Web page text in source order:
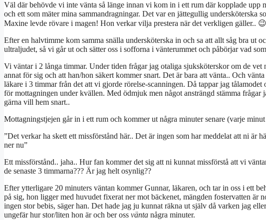
Väl där behövde vi inte vänta så länge innan vi kom in i ett rum där kopplade upp
och ett som mäter mina sammandragningar. Det var en jättegullig undersköterska
Maxine levde rövare i magen! Hon verkar vilja prestera när det verkligen gäller.. 😉
Efter en halvtimme kom samma snälla undersköterska in och sa att allt såg bra ut
ultraljudet, så vi går ut och sätter oss i sofforna i vänterummet och påbörjar vad
Vi väntar i 2 långa timmar. Under tiden frågar jag otaliga sjuksköterskor om de
annat för sig och att han/hon säkert kommer snart. Det är bara att vänta.. Och
läkare i 3 timmar från det att vi gjorde rörelse-scanningen. Då tappar jag
för mottagningen under kvällen. Med ödmjuk men något ansträngd stämma
gärna vill hem snart..
Mottagningstjejen går in i ett rum och kommer ut några minuter senare (varje
”Det verkar ha skett ett missförstånd här.. Det är ingen som har meddelat att ni är
ner nu”
Ett missförstånd.. jaha.. Hur fan kommer det sig att ni kunnat missförstå att vi
de senaste 3 timmarna??? Är jag helt osynlig??
Efter ytterligare 20 minuters väntan kommer Gunnar, läkaren, och tar in oss i ett
på sig, hon ligger med huvudet fixerat ner mot bäckenet, mängden fostervatten är
ingen stor bebis, säger han. Det hade jag ju kunnat räkna ut själv då varken jag
ungefär hur stor/liten hon är och ber oss vänta några minuter.